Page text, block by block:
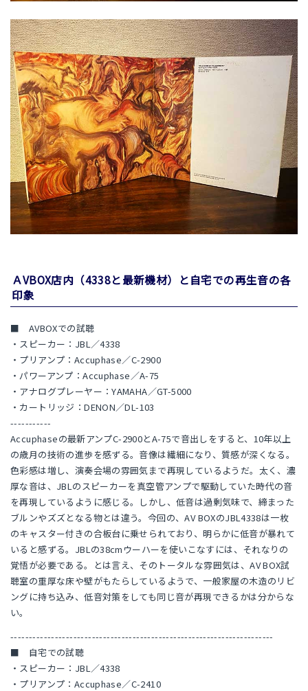
ＡVBOX店内（4338と最新機材）と自宅での再生音の各
印象
■ AVBOXでの試聴
・スピーカー：JBL／4338
・プリアンプ：Accuphase／C-2900
・パワーアンプ：Accuphase／A-75
・アナログプレーヤー：YAMAHA／GT-5000
・カートリッジ：DENON／DL-103
-----------
Accuphaseの最新アンプC-2900とA-75で音出しをすると、10年以上
の歳月の技術の進歩を感ずる。音像は繊細になり、質感が深くなる。
色彩感は増し、演奏会場の雰囲気まで再現しているようだ。太く、濃
厚な音は、JBLのスピーカーを真空管アンプで駆動していた時代の音
を再現しているように感じる。しかし、低音は過剰気味で、締まった
ブルンやズズとなる物とは違う。今回の、AV BOXのJBL4338は一枚
のキャスター付きの合板台に乗せられており、明らかに低音が暴れて
いると感ずる。JBLの38cmウーハーを使いこなすには、それなりの
覚悟が必要である。とは言え、そのトータルな雰囲気は、AV BOX試
聴室の重厚な床や壁がもたらしているようで、一般家屋の木造のリビ
ングに持ち込み、低音対策をしても同じ音が再現できるかは分からな
い。
-----------------------------------------------------------------------
■ 自宅での試聴
・スピーカー：JBL／4338
・プリアンプ：Accuphase／C-2410